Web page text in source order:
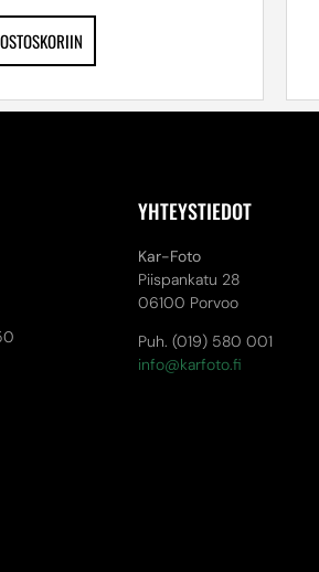
YHTEYSTIEDOT
Kar-Foto
Piispankatu 28
06100 Porvoo
Puh. (019) 580 001
info@karfoto.fi